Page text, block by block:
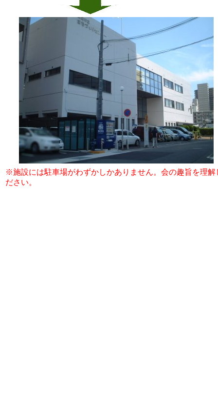
※施設には駐車場がわずかしかありません。会の趣旨を理
ださい。